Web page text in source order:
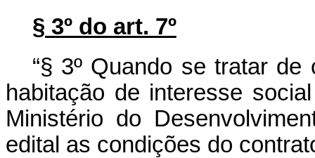
§ 3º do art. 7º
“§ 3º Quando se tratar
habitação de interesse
Ministério do
edital as condições do